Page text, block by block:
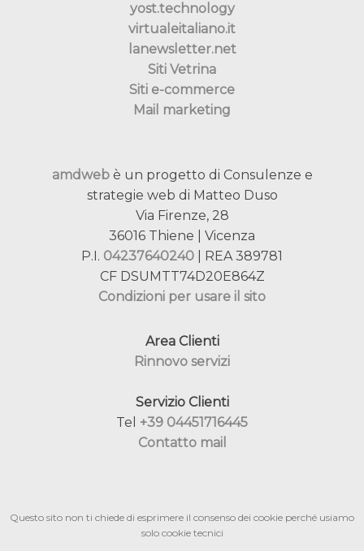
yost.technology
virtualeitaliano.it
lanewsletter.net
Siti Vetrina
Siti e-commerce
Mail marketing
amdwebè un progetto di Consulenze e
strategie web di Matteo Duso
Via Firenze, 28
36016 Thiene | Vicenza
P.I. 04237640240 | REA 389781
CF DSUMTT74D20E864Z
Condizioni per usare il sito
Area Clienti
Rinnovo servizi
Servizio Clienti
Tel +39 04451716445
Contatto mail
Questo sito non ti chiede di esprimere il consenso dei cookie perché usiamo
solo cookie tecnici